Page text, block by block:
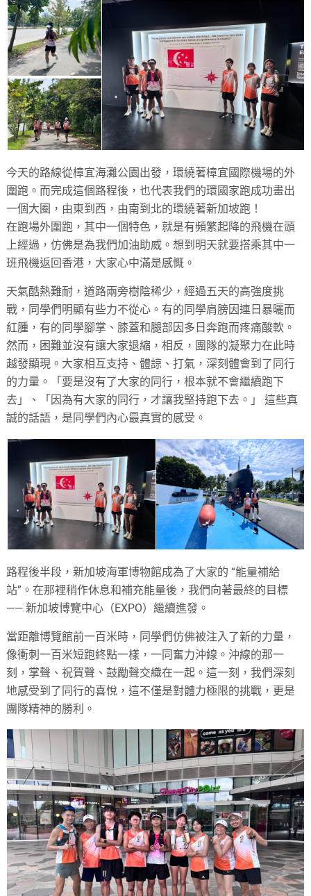
今天的路線從樟宜海灘公園出發，環繞著樟宜國際機場的外
圍跑。而完成這個路程後，也代表我們的環國家跑成功畫出
一個大圈，由東到西，由南到北的環繞著新加坡跑！
在跑場外圍跑，其中一個特色，就是有頻繁起降的飛機在頭
上經過，仿佛是為我們加油助威。想到明天就要搭乘其中一
班飛機返回香港，大家心中滿是感慨。
天氣酷熱難耐，道路兩旁樹陰稀少，經過五天的高強度挑
戰，同學們明顯有些力不從心。有的同學肩膀因連日暴曬而
紅腫，有的同學腳掌、膝蓋和腿部因多日奔跑而疼痛酸軟。
然而，困難並沒有讓大家退縮，相反，團隊的凝聚力在此時
越發顯現。大家相互支持、體諒、打氣，深刻體會到了同行
的力量。「要是沒有了大家的同行，根本就不會繼續跑下
去」、「因為有大家的同行，才讓我堅持跑下去。」 這些真
誠的話語，是同學們內心最真實的感受。
路程後半段，新加坡海軍博物館成為了大家的 “能量補給
站”。在那裡稍作休息和補充能量後，我們向著最終的目標
—— 新加坡博覽中心（EXPO）繼續進發。
當距離博覽館前一百米時，同學們仿佛被注入了新的力量，
像衝刺一百米短跑終點一樣，一同奮力沖線。沖線的那一
刻，掌聲、祝賀聲、鼓勵聲交織在一起。這一刻，我們深刻
地感受到了同行的喜悅，這不僅是對體力極限的挑戰，更是
團隊精神的勝利。